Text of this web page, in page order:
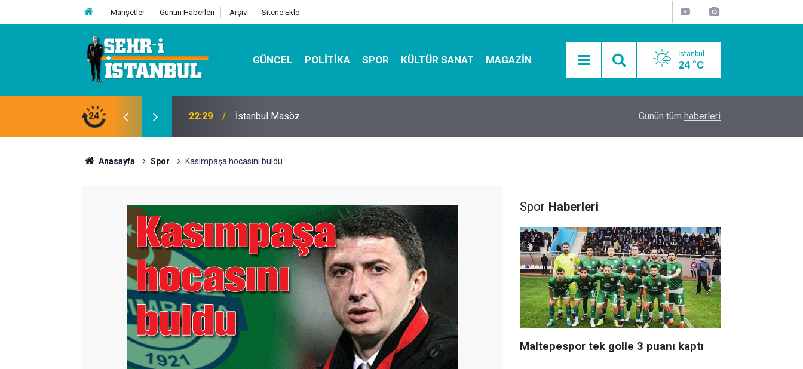
Manşetler Günün Haberleri Arşiv Sitene Ekle
GÜNCEL POLITIKA SPOR KÜLTÜR SANAT MAGAZIN İstanbul
24 °C
24 07:32 Kutu Sihirbazı ile Estetik, Dayanıklı ve Çevre Dostu Ambalaj Mobil Araçlarla Hayır Lokması Dağıtımının
Günün tüm haberleri
Anasayfa Spor Kasımpaşa hocasını buldu
Spor Haberleri
Maltepespor tek golle 3 puanı kaptı